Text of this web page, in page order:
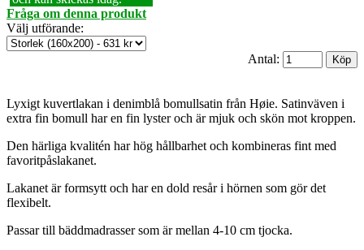
Fråga om denna produkt
Välj utförande:
Antal:
Lyxigt kuvertlakan i denimblå bomullsatin från Høie. Satinväven i
extra fin bomull har en fin lyster och är mjuk och skön mot kroppen.
Den härliga kvalitén har hög hållbarhet och kombineras fint med
favoritpåslakanet.
Lakanet är formsytt och har en dold resår i hörnen som gör det
flexibelt.
Passar till bäddmadrasser som är mellan 4-10 cm tjocka.